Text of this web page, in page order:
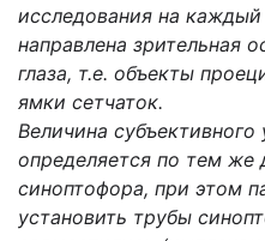
исследования на каждый
направлена зрительная
глаза, т.е. объекты
ямки сетчаток.
Величина субъективного
определяется по тем
синоптофора, при этом
установить трубы